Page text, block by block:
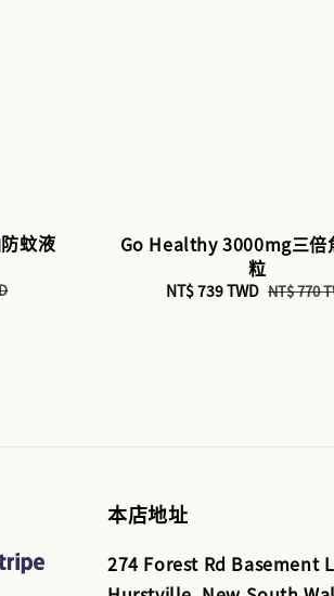
蚊液
Go Healthy 3000mg三倍
粒
Sale
NT$ 739 TWD Regular
NT$ 770
本店地址
274 Forest Rd Basement